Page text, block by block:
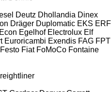
Deutz Dhollandia Dinex
Dräger Duplomatic EKS ERF
Econ Egelhof Electrolux Elf
Euroricambi Exendis FAG FPT
Festo Fiat FoMoCo Fontaine